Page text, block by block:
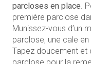
parcloses en place .
première parclose
Munissez-vous d’un
parclose, une cale
Tapez doucement et